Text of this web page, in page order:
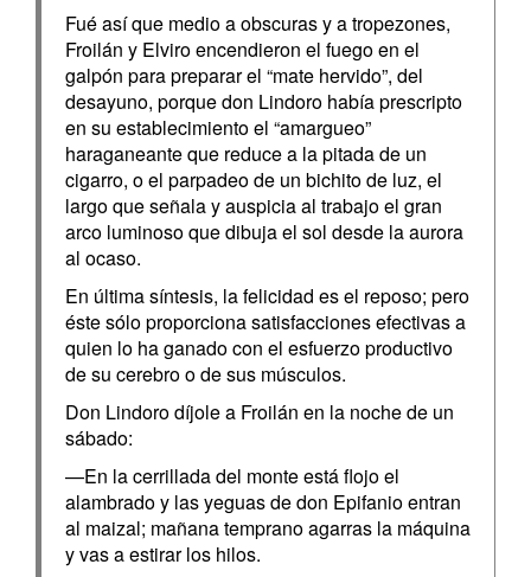
Fué así que medio a obscuras y a tropezones,
Froilán y Elviro encendieron el fuego en el
galpón para preparar el “mate hervido”, del
desayuno, porque don Lindoro había prescripto
en su establecimiento el “amargueo”
haraganeante que reduce a la pitada de un
cigarro, o el parpadeo de un bichito de luz, el
largo que señala y auspicia al trabajo el gran
arco luminoso que dibuja el sol desde la aurora
al ocaso.
En última síntesis, la felicidad es el reposo; pero
éste sólo proporciona satisfacciones efectivas a
quien lo ha ganado con el esfuerzo productivo
de su cerebro o de sus músculos.
Don Lindoro díjole a Froilán en la noche de un
sábado:
—En la cerrillada del monte está flojo el
alambrado y las yeguas de don Epifanio entran
al maizal; mañana temprano agarras la máquina
y vas a estirar los hilos.